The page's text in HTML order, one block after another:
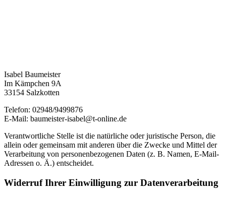
Isabel Baumeister
Im Kämpchen 9A
33154 Salzkotten
Telefon: 02948/9499876
E-Mail: baumeister-isabel@t-online.de
Verantwortliche Stelle ist die natürliche oder juristische Person, die
allein oder gemeinsam mit anderen über die Zwecke und Mittel der
Verarbeitung von personenbezogenen Daten (z. B. Namen, E-Mail-
Adressen o. Ä.) entscheidet.
Widerruf Ihrer Einwilligung zur Datenverarbeitung